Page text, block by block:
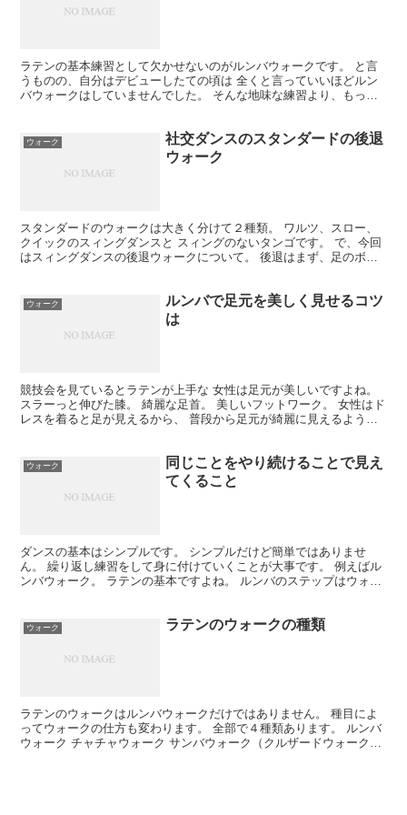
ラテンの基本練習として欠かせないのがルンバウォークです。 と言
うものの、自分はデビューしたての頃は 全くと言っていいほどルン
バウォークはしていませんでした。 そんな地味な練習より、もっと
ウォーク
社交ダンスのスタンダードの後退
ウォーク
スタンダードのウォークは大きく分けて２種類。 ワルツ、スロー、
クイックのスィングダンスと スィングのないタンゴです。 で、今回
はスィングダンスの後退ウォークについて。 後退はまず、足のボー
ウォーク
ルンバで足元を美しく見せるコツ
は
競技会を見ているとラテンが上手な 女性は足元が美しいですよね。
スラーっと伸びた膝。 綺麗な足首。 美しいフットワーク。 女性はド
レスを着ると足が見えるから、 普段から足元が綺麗に見えるように
ウォーク
同じことをやり続けることで見え
てくること
ダンスの基本はシンプルです。 シンプルだけど簡単ではありませ
ん。 繰り返し練習をして身に付けていくことが大事です。 例えばル
ンバウォーク。 ラテンの基本ですよね。 ルンバのステップはウォー
ウォーク ラテンのウォークの種類
ラテンのウォークはルンバウォークだけではありません。 種目によ
ってウォークの仕方も変わります。 全部で４種類あります。 ルンバ
ウォーク チャチャウォーク サンバウォーク（クルザードウォーク）